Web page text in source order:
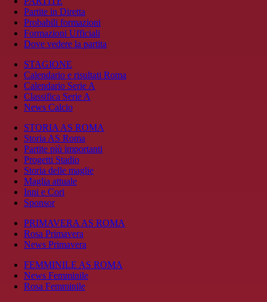
Partite in Diretta
Probabili formazioni
Formazioni Ufficiali
Dove vedere la partita
STAGIONE
Calendario e risultati Roma
Calendario Serie A
Classifica Serie A
News Calcio
STORIA AS ROMA
Storia AS Roma
Partite più importanti
Progetti Stadio
Storia delle maglie
Maglia attuale
Inni e Cori
Sponsor
PRIMAVERA AS ROMA
Rosa Primavera
News Primavera
FEMMINILE AS ROMA
News Femminile
Rosa Femminile